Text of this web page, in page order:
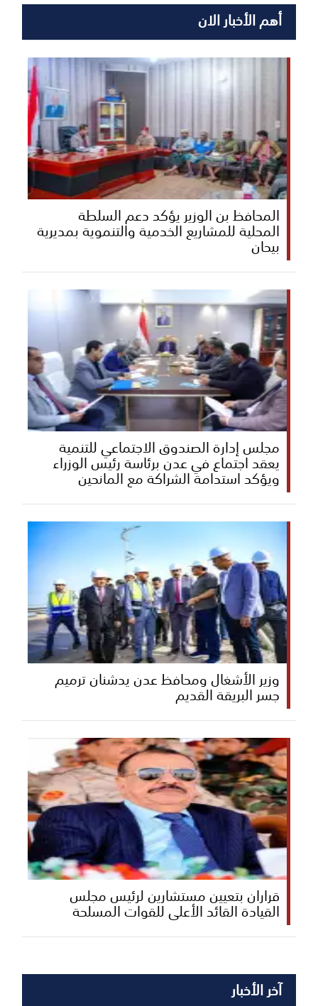
أهم الأخبار الان
المحافظ بن الوزير يؤكد دعم السلطة
المحلية للمشاريع الخدمية والتنموية بمديرية
بيحان
مجلس إدارة الصندوق الاجتماعي للتنمية
يعقد اجتماع في عدن برئاسة رئيس الوزراء
ويؤكد استدامة الشراكة مع المانحين
وزير الأشغال ومحافظ عدن يدشنان ترميم
جسر البريقة القديم
قراران بتعيين مستشارين لرئيس مجلس
القيادة القائد الأعلى للقوات المسلحة
آخر الأخبار